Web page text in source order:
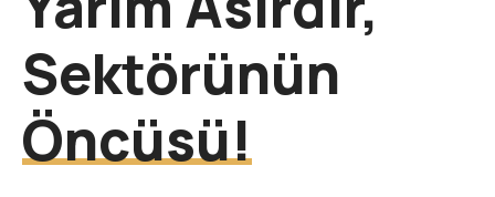
Sektörünün
Öncüsü!